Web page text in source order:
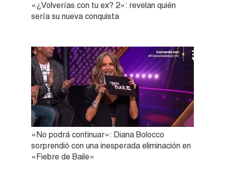
«¿Volverías con tu ex? 2»: revelan quién
sería su nueva conquista
«No podrá continuar»: Diana Bolocco
sorprendió con una inesperada eliminación en
«Fiebre de Baile»